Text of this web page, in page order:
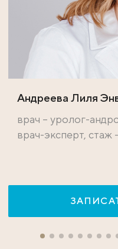
Андреева Лиля
врач – уролог-
врач-эксперт, стаж